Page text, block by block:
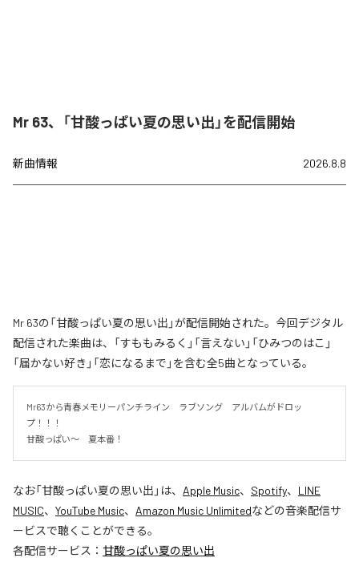
Mr 63、「甘酸っぱい夏の思い出」を配信開始
新曲情報 2026.8.8
Mr 63の「甘酸っぱい夏の思い出」が配信開始された。今回デジタル
配信された楽曲は、「すももみるく」「言えない」「ひみつのはこ」
「届かない好き」「恋になるまで」を含む全5曲となっている。
Mr63から青春メモリーパンチライン　ラブソング　アルバムがドロッ
プ！！！
甘酸っぱい〜　夏本番！
なお「甘酸っぱい夏の思い出 」は、 Apple Music、 Spotify、 LINE
MUSIC、 YouTube Music、 Amazon Music Unlimitedなどの音楽配信サ
ービスで聴くことができる。
各配信サービス： 甘酸っぱい夏の思い出